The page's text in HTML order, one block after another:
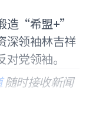
造“希盟+”
深领袖林吉祥
党领袖。
随时接收新闻